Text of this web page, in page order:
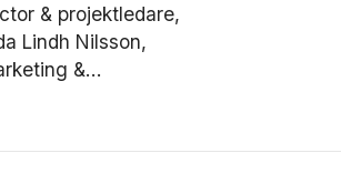
& projektledare,
Lindh Nilsson,
&…